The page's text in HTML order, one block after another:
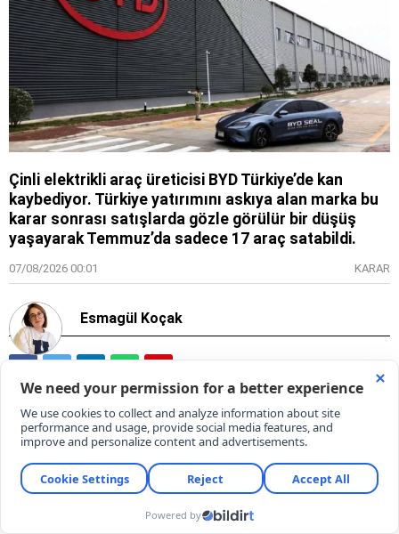
Çinli elektrikli araç üreticisi BYD Türkiye’de kan
kaybediyor. Türkiye yatırımını askıya alan marka bu
karar sonrası satışlarda gözle görülür bir düşüş
yaşayarak Temmuz’da sadece 17 araç satabildi.
07/08/2026 00:01 KARAR
Esmagül Koçak